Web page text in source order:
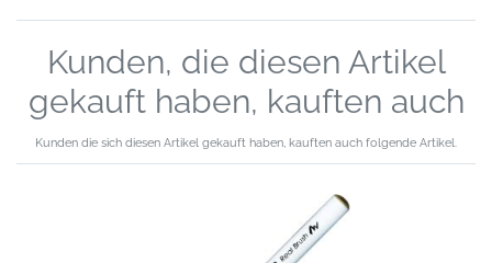
Kunden, die diesen Artikel
gekauft haben, kauften auch
Kunden die sich diesen Artikel gekauft haben, kauften auch folgende Artikel.